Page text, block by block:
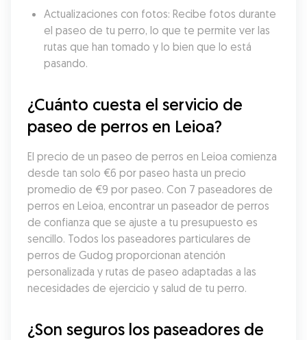
Actualizaciones con fotos: Recibe fotos durante
el paseo de tu perro, lo que te permite ver las
rutas que han tomado y lo bien que lo está
pasando.
¿Cuánto cuesta el servicio de
paseo de perros en Leioa?
El precio de un paseo de perros en Leioa comienza
desde tan solo €6 por paseo hasta un precio
promedio de €9 por paseo. Con 7 paseadores de
perros en Leioa, encontrar un paseador de perros
de confianza que se ajuste a tu presupuesto es
sencillo. Todos los paseadores particulares de
perros de Gudog proporcionan atención
personalizada y rutas de paseo adaptadas a las
necesidades de ejercicio y salud de tu perro.
¿Son seguros los paseadores de